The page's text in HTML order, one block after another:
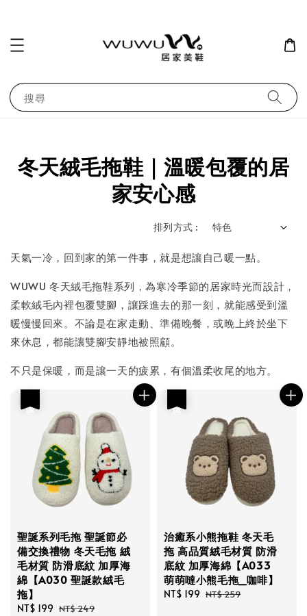
搜尋
冬天絨毛拖鞋｜溫暖包覆的居
家安心感
排列方式 :
天氣一冷，回到家的第一件事，就是想讓自己暖一點。
WUWU 冬天絨毛拖鞋系列，為寒冷季節的居家時光而設計，
柔軟絨毛內裡包覆雙腳，讓踩進去的那一刻，就能感受到溫
暖慢慢回來。不論是在家走動、準備晚餐，或晚上終於坐下
來休息，都能讓雙腳安靜地被照顧。
不只是保暖，而是讓一天的疲累，有個溫柔收尾的地方。
聖誕系列毛拖 聖誕節必
備交換禮物 冬天毛拖 絨
毛材質 防滑底紋 加厚海
綿【A030 聖誕款絨毛
拖】
Sale
NT$ 199 Regular
NT$ 249
治癒系小熊拖鞋 冬天毛
拖 高品質絨毛材質 防滑
底紋 加厚海綿【A033
萌萌噠小熊毛拖_咖啡】
Sale
NT$ 199 Regular
NT$ 259